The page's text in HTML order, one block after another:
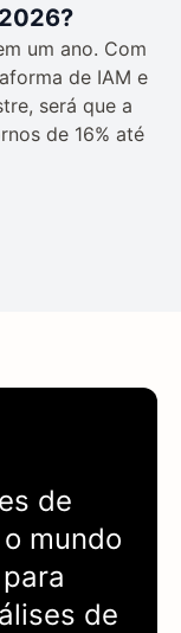
um ano. Com
de IAM e
será que a
de 16% até
de
mundo
para
de